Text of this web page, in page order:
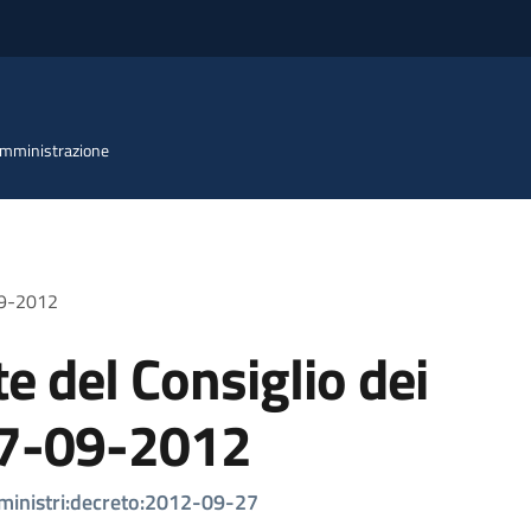
2012
del Consiglio dei
09-2012
09-27